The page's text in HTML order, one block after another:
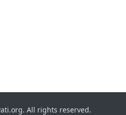
All rights reserved.